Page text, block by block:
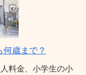
歳まで？
料金、小学生の小